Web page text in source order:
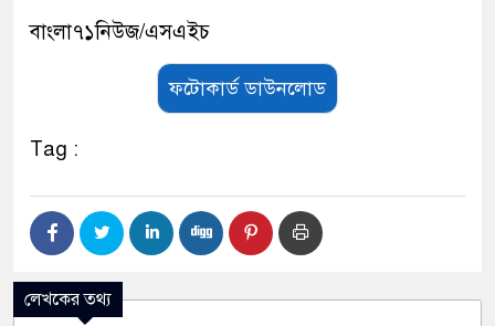
বাংলা৭১নিউজ/এসএইচ
ফটোকার্ড ডাউনলোড
Tag :
লেখকের তথ্য